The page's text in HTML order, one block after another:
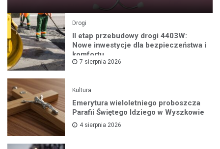
Drogi
II etap przebudowy drogi 4403W:
Nowe inwestycje dla bezpieczeństwa i
komfortu
7 sierpnia 2026
Kultura
Emerytura wieloletniego proboszcza
Parafii Świętego Idziego w Wyszkowie
4 sierpnia 2026